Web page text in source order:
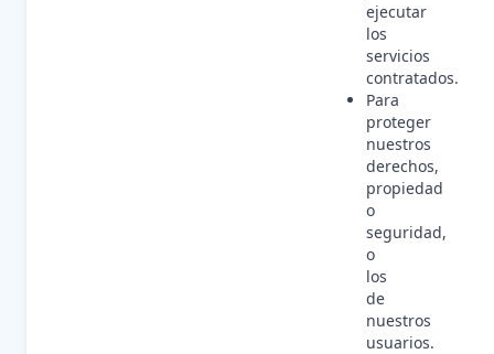
ejecutar
los
servicios
contratados.
Para
proteger
nuestros
derechos,
propiedad
o
seguridad,
o
los
de
nuestros
usuarios.